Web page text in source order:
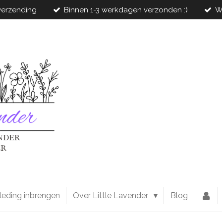
Binnen 1-3 werkdagen verzonden :)
inbrengen Over Little Lavender Blog